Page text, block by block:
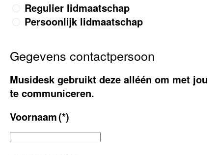
Regulier lidmaatschap
Persoonlijk lidmaatschap
Gegevens contactpersoon
Musidesk gebruikt deze alléén om met jou
te communiceren.
Voornaam(*)